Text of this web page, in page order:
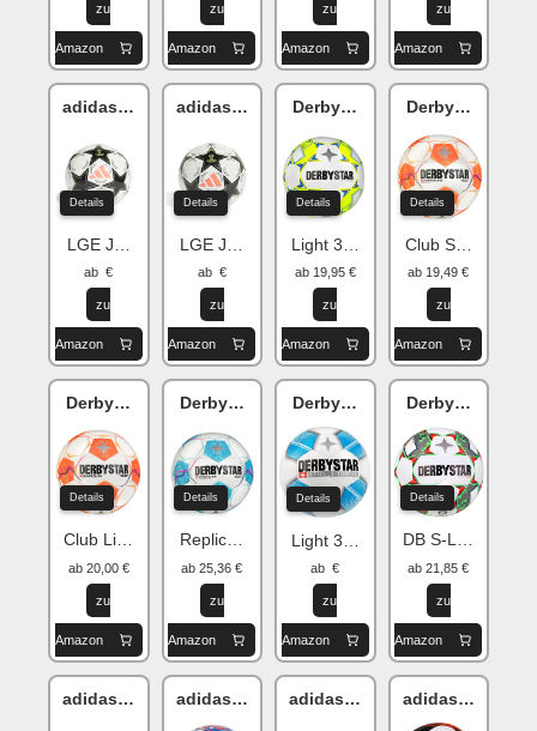
zu
Amazon
zu
Amazon
zu
Amazon
zu
Amazon
adidas Champions League
Details
LGE J290
ab €
zu
Amazon
adidas Champions League
Details
LGE J350
ab €
zu
Amazon
Derbystar Apus v24
Details
Light 350g
ab 19,95 €
zu
Amazon
Derbystar
Details
Club S-Light
ab 19,49 €
zu
Amazon
Derbystar Bundesliga v24
Details
Club Light 350g
ab 20,00 €
zu
Amazon
Derbystar Bundesliga Brillant
Details
Replica S-Light 290g
ab 25,36 €
zu
Amazon
Derbystar Apus X-Tra
Details
Light 350g
ab €
zu
Amazon
Derbystar
Details
DB S-Light
ab 21,85 €
zu
Amazon
adidas Champions Leagueadidas Champions League
adidas Tiro adidas Tiro